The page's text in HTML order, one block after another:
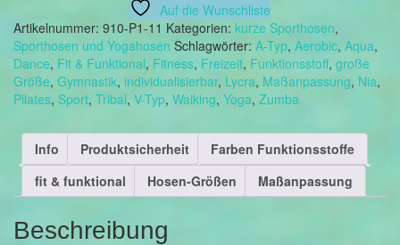
für
Dancing-
Queens
Menge
Auf die Wunschliste
Artikelnummer: 910-P1-11 Kategorien: kurze Sporthosen,
Sporthosen und Yogahosen Schlagwörter: A-Typ, Aerobic, Aqua,
Dance, Fit & Funktional, Fitness, Freizeit, Funktionsstoff, große
Größe, Gymnastik, individualisierbar, Lycra, Maßanpassung, Nia,
Pilates, Sport, Tribal, V-Typ, Walking, Yoga, Zumba
Info Produktsicherheit
Farben Funktionsstoffe
fit & funktional
Hosen-Größen Maßanpassung
Beschreibung